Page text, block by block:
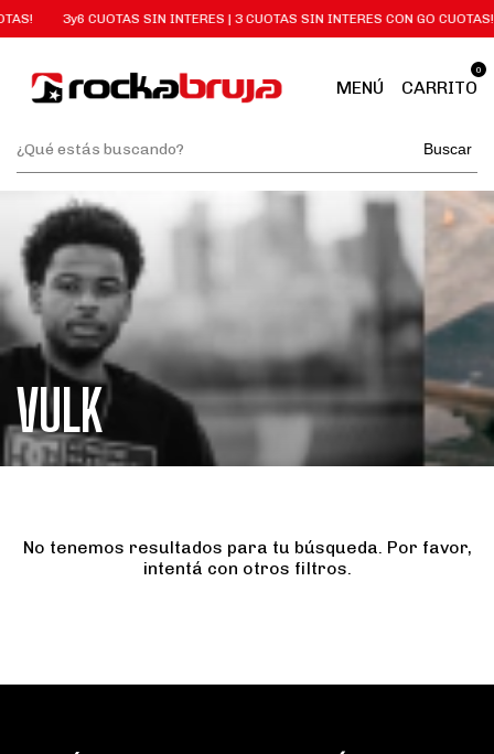
3y6 CUOTAS SIN INTERES | 3 CUOTAS SIN INTERES CON GO CUOTAS!
MENÚ CARRITO
0
Buscar
VULK
No tenemos resultados para tu búsqueda. Por favor,
intentá con otros filtros.